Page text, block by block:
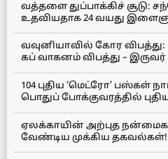
வத்தளை துப்பாக்கிச் சூடு:
உதவியதாக 24 வயது
வவுனியாவில் கோர
கப் வாகனம் விபத்து – இருவர்
104 புதிய ‘மெட்ரோ’
பொதுப் போக்குவரத்தில்
ஏலக்காயின் அற்புத
வேண்டிய முக்கிய தகவல்கள்!